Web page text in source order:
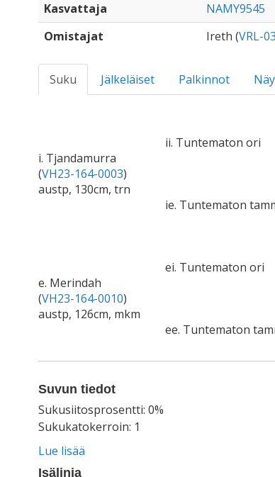
Kasvattaja
NAMY9545
Omistajat
Ireth (VRL-
Suku Jälkeläiset Palkinnot
i. Tjandamurra
(VH23-164-0003)
austp, 130cm, trn
ii. Tuntematon ori
ie. Tuntematon
e. Merindah
(VH23-164-0010)
austp, 126cm, mkm
ei. Tuntematon ori
ee. Tuntematon
Suvun tiedot
Sukusiitosprosentti: 0%
Sukukatokerroin: 1
Lue lisää
Isälinja